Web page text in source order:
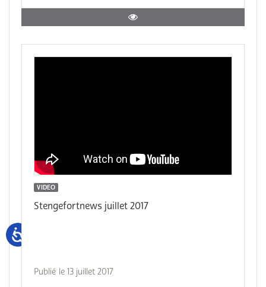
VIDEO
Stengefortnews juillet 2017
Publié le 13 juillet 2017